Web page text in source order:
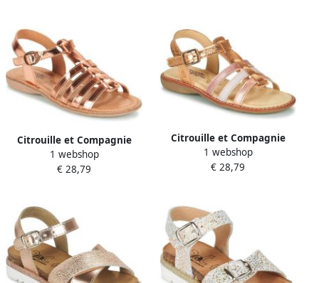
Citrouille et Compagnie
Platte sandalen GROUFLA
1 webshop
€ 28,79
Citrouille et Compagnie
Platte sandalen GROUFLA
1 webshop
€ 28,79